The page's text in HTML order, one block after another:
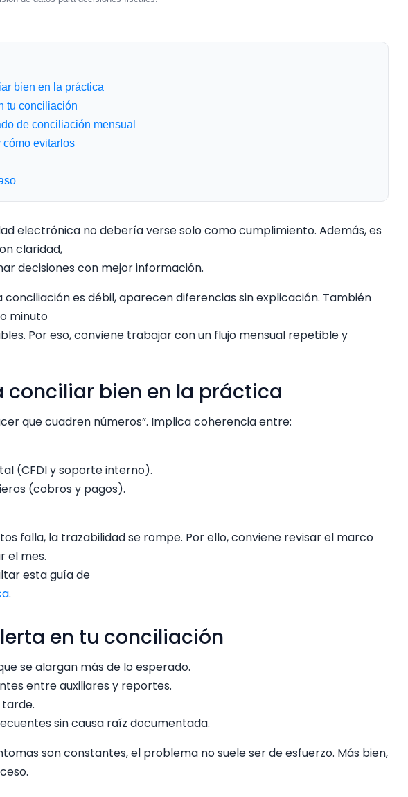
bien en la práctica
tu conciliación
de conciliación mensual
cómo evitarlos
electrónica no debería verse solo como cumplimiento. Además, es
claridad,
decisiones con mejor información.
conciliación es débil, aparecen diferencias sin explicación. También
minuto
Por eso, conviene trabajar con un flujo mensual repetible y
conciliar bien en la práctica
que cuadren números”. Implica coherencia entre:
(CFDI y soporte interno).
(cobros y pagos).
falla, la trazabilidad se rompe. Por ello, conviene revisar el marco
el mes.
esta guía de
.
en tu conciliación
se alargan más de lo esperado.
entre auxiliares y reportes.
tarde.
sin causa raíz documentada.
son constantes, el problema no suele ser de esfuerzo. Más bien,